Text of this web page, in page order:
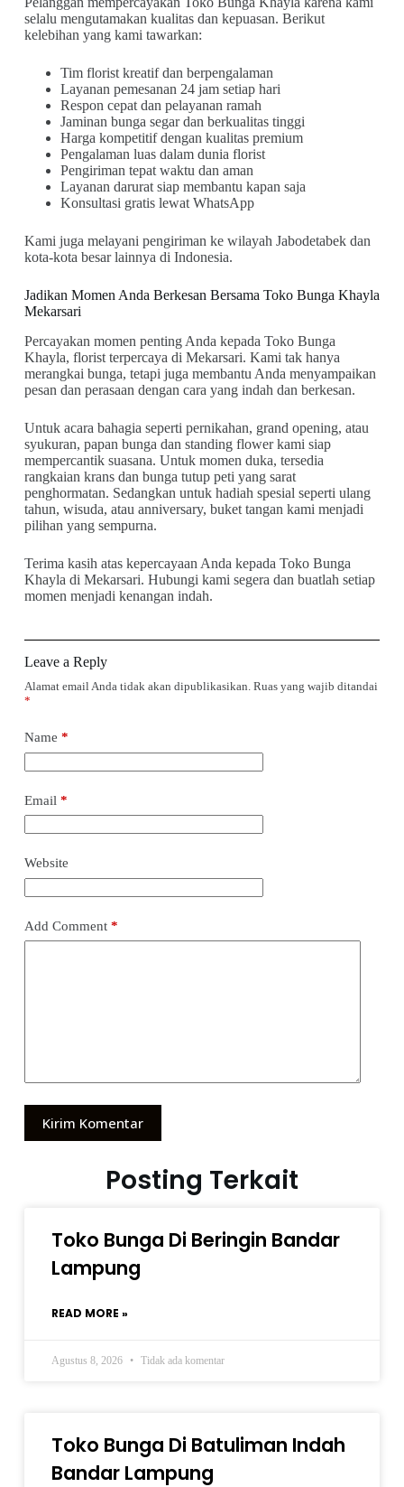
selalu mengutamakan kualitas dan kepuasan. Berikut
kelebihan yang kami tawarkan:
Tim florist kreatif dan berpengalaman
Layanan pemesanan 24 jam setiap hari
Respon cepat dan pelayanan ramah
Jaminan bunga segar dan berkualitas tinggi
Harga kompetitif dengan kualitas premium
Pengalaman luas dalam dunia florist
Pengiriman tepat waktu dan aman
Layanan darurat siap membantu kapan saja
Konsultasi gratis lewat WhatsApp
Kami juga melayani pengiriman ke wilayah Jabodetabek dan
kota-kota besar lainnya di Indonesia.
Jadikan Momen Anda Berkesan Bersama Toko Bunga Khayla
Mekarsari
Percayakan momen penting Anda kepada Toko Bunga
Khayla, florist terpercaya di Mekarsari. Kami tak hanya
merangkai bunga, tetapi juga membantu Anda menyampaikan
pesan dan perasaan dengan cara yang indah dan berkesan.
Untuk acara bahagia seperti pernikahan, grand opening, atau
syukuran, papan bunga dan standing flower kami siap
mempercantik suasana. Untuk momen duka, tersedia
rangkaian krans dan bunga tutup peti yang sarat
penghormatan. Sedangkan untuk hadiah spesial seperti ulang
tahun, wisuda, atau anniversary, buket tangan kami menjadi
pilihan yang sempurna.
Terima kasih atas kepercayaan Anda kepada Toko Bunga
Khayla di Mekarsari. Hubungi kami segera dan buatlah setiap
momen menjadi kenangan indah.
Leave a Reply
Alamat email Anda tidak akan dipublikasikan. Ruas yang wajib ditandai
*
Name *
Email *
Website
Add Comment*
Kirim Komentar
Posting Terkait
Toko Bunga Di Beringin Bandar
Lampung
READ MORE »
Agustus 8, 2026 Tidak ada komentar
Toko Bunga Di Batuliman Indah
Bandar Lampung